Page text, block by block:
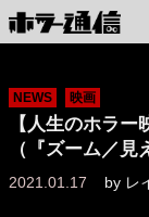
NEWS 映画
【人生のホラ
（『ズーム／見
2021.01.17 by レ